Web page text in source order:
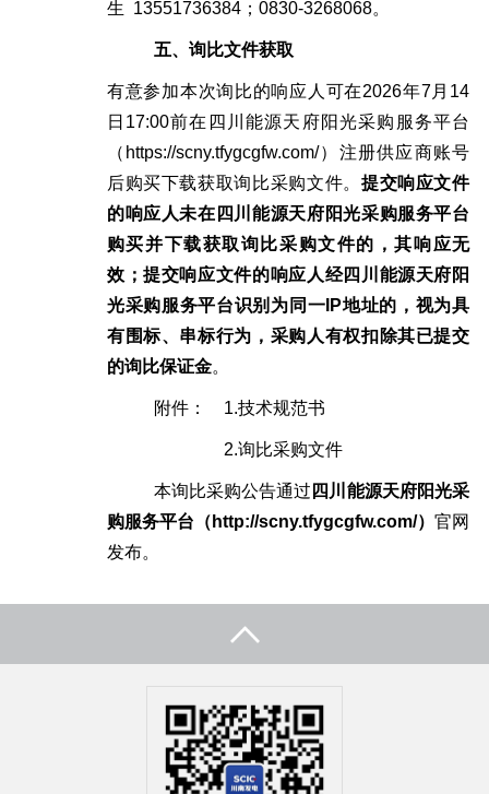
生 13551736384；0830-3268068。
五、 询比文件获取
有意参加本次询比的响应人可在2026年7月14
日17:00前在四川能源天府阳光采购服务平台
（ https://scny.tfygcgfw.com/）注册供应商账号
后购买下载获取询比采购文件。 提交响应文件
的响应人未在 四川能源天府阳光采购服务平台
购买并下载获取询比采购文件的，其响应无
效； 提交响应文件的响应人经四川能源天府阳
光采购服务平台识别为同一 IP地址的，视为具
有围标、串标行为，采购人有权扣除其已提交
的询比保证金。
附件： 1.技术规范书
2.询比采购文件
本询比采购公告通过 四川能源天府阳光采
购服务平台 （ http://scny.tfygcgfw.com/）官网
发布。